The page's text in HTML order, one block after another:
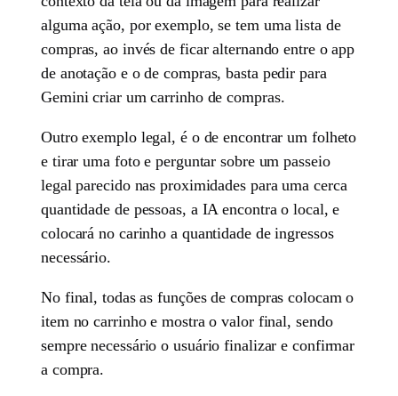
alguma ação, por exemplo, se tem uma lista de
compras, ao invés de ficar alternando entre o app
de anotação e o de compras, basta pedir para
Gemini criar um carrinho de compras.
Outro exemplo legal, é o de encontrar um folheto
e tirar uma foto e perguntar sobre um passeio
legal parecido nas proximidades para uma cerca
quantidade de pessoas, a IA encontra o local, e
colocará no carinho a quantidade de ingressos
necessário.
No final, todas as funções de compras colocam o
item no carrinho e mostra o valor final, sendo
sempre necessário o usuário finalizar e confirmar
a compra.